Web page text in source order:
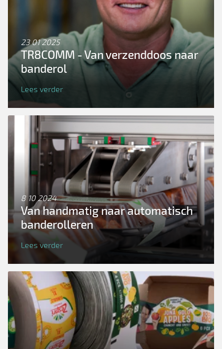
23 01 2025
TR8COMM - Van verzenddoos naar
banderol
Lees verder
8 10 2024
Van handmatig naar automatisch
banderolleren
Lees verder